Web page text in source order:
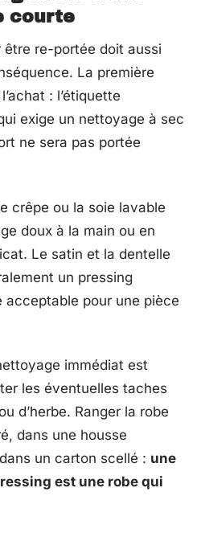
courte
être re-portée doit aussi
La première
: l’étiquette
exige un nettoyage à sec
ne sera pas portée
crêpe ou la soie lavable
doux à la main ou en
Le satin et la dentelle
un pressing
acceptable pour une pièce
immédiat est
les éventuelles taches
d’herbe. Ranger la robe
dans une housse
un carton scellé : une
est une robe qui